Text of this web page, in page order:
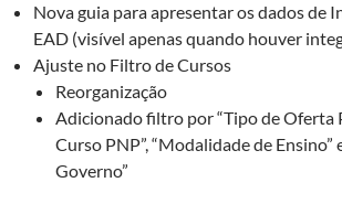
Nova guia para apresentar os dados de
EAD (visível apenas quando houver
Ajuste no Filtro de Cursos
Reorganização
Adicionado filtro por “Tipo de Oferta
Curso PNP”, “Modalidade de Ensino”
Governo”